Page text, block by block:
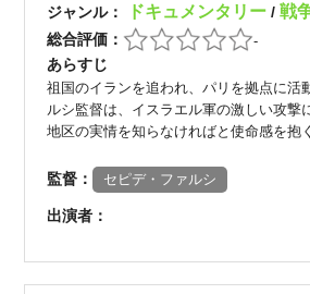
ジャンル： ドキュメンタリー/戦
総合評価： -
あらすじ
祖国のイランを追われ、パリを拠点に活
ルシ監督は、イスラエル軍の激しい攻撃
地区の実情を知らなければと使命感を抱
監督： セピデ・ファルシ
出演者：